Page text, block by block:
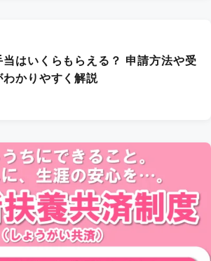
はいくらもらえる？ 申請方法や受
かりやすく解説